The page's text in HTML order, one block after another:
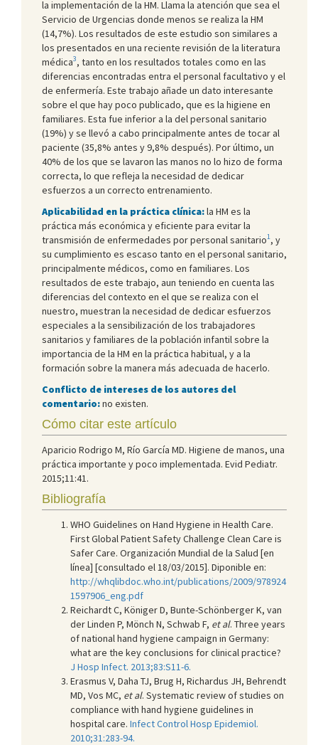
la implementación de la HM. Llama la atención que sea el
Servicio de Urgencias donde menos se realiza la HM
(14,7%). Los resultados de este estudio son similares a
los presentados en una reciente revisión de la literatura
médica3, tanto en los resultados totales como en las
diferencias encontradas entra el personal facultativo y el
de enfermería. Este trabajo añade un dato interesante
sobre el que hay poco publicado, que es la higiene en
familiares. Esta fue inferior a la del personal sanitario
(19%) y se llevó a cabo principalmente antes de tocar al
paciente (35,8% antes y 9,8% después). Por último, un
40% de los que se lavaron las manos no lo hizo de forma
correcta, lo que refleja la necesidad de dedicar
esfuerzos a un correcto entrenamiento.
Aplicabilidad en la práctica clínica:la HM es la
práctica más económica y eficiente para evitar la
transmisión de enfermedades por personal sanitario1, y
su cumplimiento es escaso tanto en el personal sanitario,
principalmente médicos, como en familiares. Los
resultados de este trabajo, aun teniendo en cuenta las
diferencias del contexto en el que se realiza con el
nuestro, muestran la necesidad de dedicar esfuerzos
especiales a la sensibilización de los trabajadores
sanitarios y familiares de la población infantil sobre la
importancia de la HM en la práctica habitual, y a la
formación sobre la manera más adecuada de hacerlo.
Conflicto de intereses de los autores del
comentario:no existen.
Cómo citar este artículo
Aparicio Rodrigo M, Río García MD. Higiene de manos, una
práctica importante y poco implementada. Evid Pediatr.
2015;11:41.
Bibliografía
WHO Guidelines on Hand Hygiene in Health Care.
First Global Patient Safety Challenge Clean Care is
Safer Care. Organización Mundial de la Salud [en
línea] [consultado el 18/03/2015]. Diponible en:
http://whqlibdoc.who.int/publications/2009/978924
1597906_eng.pdf
Reichardt C, Königer D, Bunte-Schönberger K, van
der Linden P, Mönch N, Schwab F, et al. Three years
of national hand hygiene campaign in Germany:
what are the key conclusions for clinical practice?
J Hosp Infect. 2013;83:S11-6.
Erasmus V, Daha TJ, Brug H, Richardus JH, Behrendt
MD, Vos MC, et al. Systematic review of studies on
compliance with hand hygiene guidelines in
hospital care. Infect Control Hosp Epidemiol.
2010;31:283-94.